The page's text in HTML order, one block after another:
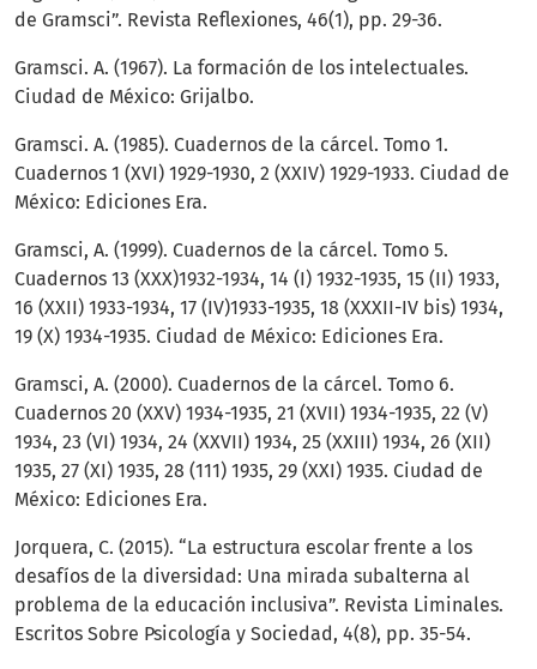
de Gramsci”. Revista Reflexiones, 46(1), pp. 29-36.
Gramsci. A. (1967). La formación de los intelectuales.
Ciudad de México: Grijalbo.
Gramsci. A. (1985). Cuadernos de la cárcel. Tomo 1.
Cuadernos 1 (XVI) 1929-1930, 2 (XXIV) 1929-1933. Ciudad de
México: Ediciones Era.
Gramsci, A. (1999). Cuadernos de la cárcel. Tomo 5.
Cuadernos 13 (XXX)1932-1934, 14 (I) 1932-1935, 15 (II) 1933,
16 (XXII) 1933-1934, 17 (IV)1933-1935, 18 (XXXII-IV bis) 1934,
19 (X) 1934-1935. Ciudad de México: Ediciones Era.
Gramsci, A. (2000). Cuadernos de la cárcel. Tomo 6.
Cuadernos 20 (XXV) 1934-1935, 21 (XVII) 1934-1935, 22 (V)
1934, 23 (VI) 1934, 24 (XXVII) 1934, 25 (XXIII) 1934, 26 (XII)
1935, 27 (XI) 1935, 28 (111) 1935, 29 (XXI) 1935. Ciudad de
México: Ediciones Era.
Jorquera, C. (2015). “La estructura escolar frente a los
desafíos de la diversidad: Una mirada subalterna al
problema de la educación inclusiva”. Revista Liminales.
Escritos Sobre Psicología y Sociedad, 4(8), pp. 35-54.